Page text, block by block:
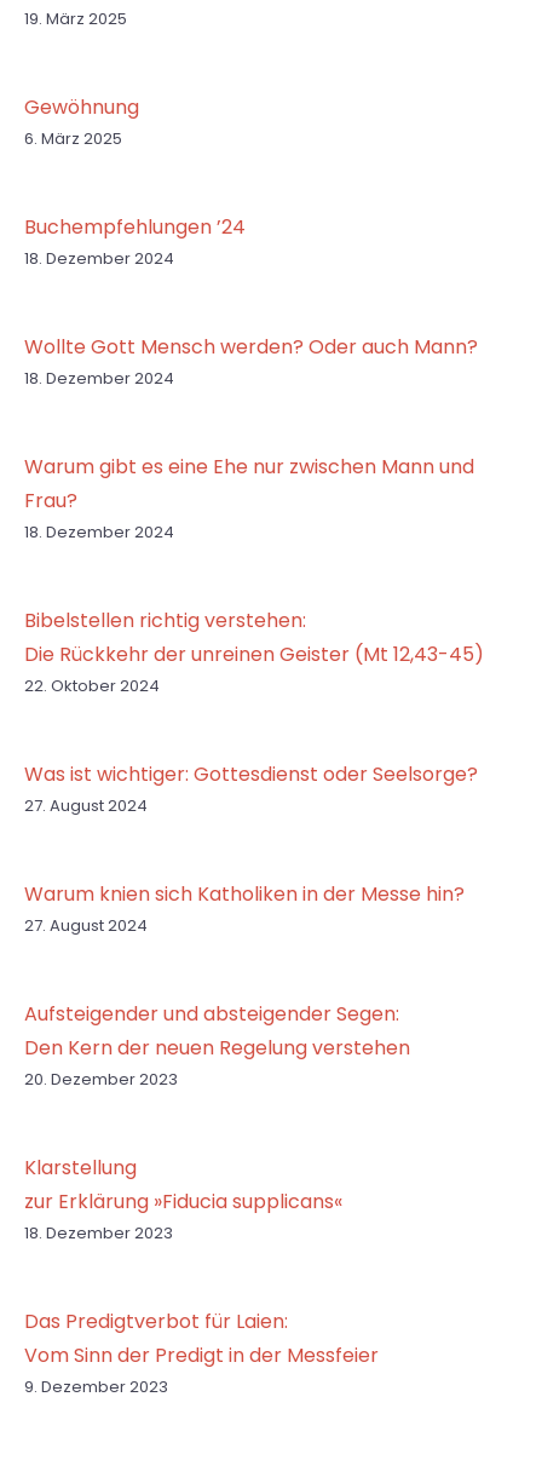
19. März 2025
Gewöhnung
6. März 2025
Buchempfehlungen ’24
18. Dezember 2024
Wollte Gott Mensch werden? Oder auch Mann?
18. Dezember 2024
Warum gibt es eine Ehe nur zwischen Mann und
Frau?
18. Dezember 2024
Bibelstellen richtig verstehen:
Die Rückkehr der unreinen Geister (Mt 12,43-45)
22. Oktober 2024
Was ist wichtiger: Gottesdienst oder Seelsorge?
27. August 2024
Warum knien sich Katholiken in der Messe hin?
27. August 2024
Aufsteigender und absteigender Segen:
Den Kern der neuen Regelung verstehen
20. Dezember 2023
Klarstellung
zur Erklärung »Fiducia supplicans«
18. Dezember 2023
Das Predigtverbot für Laien:
Vom Sinn der Predigt in der Messfeier
9. Dezember 2023